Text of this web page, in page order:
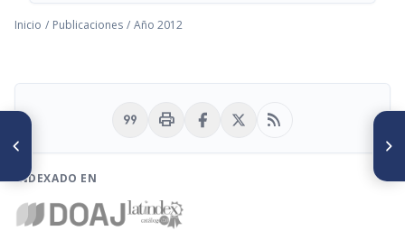
Inicio / Publicaciones / Año 2012
format_quote print rss_feed
INDEXADO EN
ARTÍCULO ANTERIOR
ósea medida con el método
de Pasco de 9 a 14 años de
edad
SIGUIENTE ARTÍCULO